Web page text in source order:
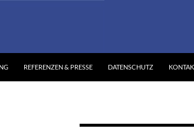
REFERENZEN & PRESSE DATENSCHUTZ